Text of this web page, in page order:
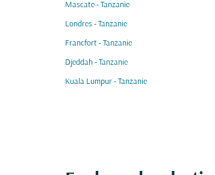
Mascate - Tanzanie
Londres - Tanzanie
Francfort - Tanzanie
Djeddah - Tanzanie
Kuala Lumpur - Tanzanie